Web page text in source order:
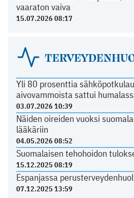
vaaraton vaiva
15.07.2026 08:17
Yli 80 prosenttia
aivovammoista sattui
03.07.2026 10:39
Näiden oireiden vuoksi
lääkäriin
04.05.2026 08:52
Suomalaisen tehohoidon
15.12.2025 08:19
Espanjassa
07.12.2025 13:59